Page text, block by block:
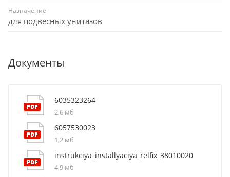
Назначение
для подвесных унитазов
Документы
6035323264
2,6 мб
6057530023
1,2 мб
instrukciya_installyaciya_relfix_38010020
4,9 мб